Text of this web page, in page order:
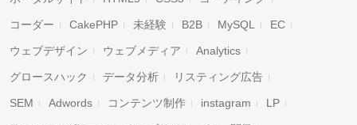
コーダー CakePHP 未経験 B2B MySQL EC
ウェブデザイン ウェブメディア Analytics
グロースハック データ分析 リスティング広告
SEM Adwords コンテンツ制作 instagram LP